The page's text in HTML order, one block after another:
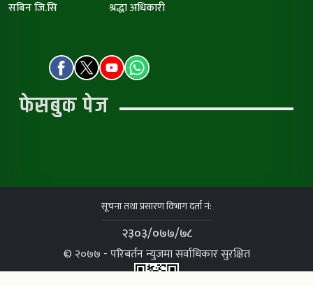
सबिन जि.सि श्रद्धा अधिकारी
फेसबुक पेज
सूचना तथा प्रसारण विभाग दर्ता नं:
२३०३/०७७/७८
© २०७७ - परिबर्तन न्युजमा सर्वाधिकार सुरक्षित